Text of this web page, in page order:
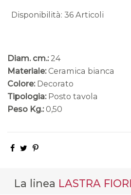
Disponibilità: 36 Articoli
Diam. cm.: 24
Materiale: Ceramica bianca
Colore: Decorato
Tipologia: Posto tavola
Peso Kg.: 0,50
La linea LASTRA